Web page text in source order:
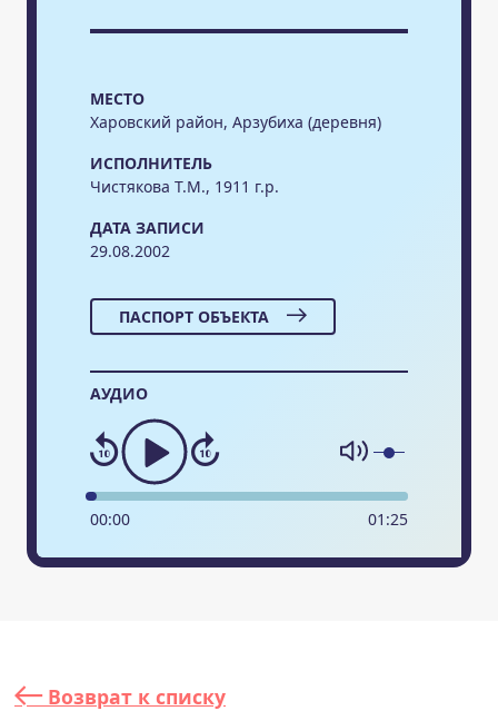
МЕСТО
Харовский район, Арзубиха (деревня)
ИСПОЛНИТЕЛЬ
Чистякова Т.М., 1911 г.р.
ДАТА ЗАПИСИ
29.08.2002
ПАСПОРТ ОБЪЕКТА
АУДИО
00:00 01 :25
Возврат к списку